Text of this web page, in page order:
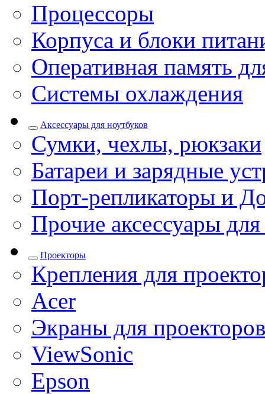
Процессоры
Корпуса и блоки
Оперативная память
Системы охлаждения
Аксессуары для ноутбуков
Сумки, чехлы, рюкзаки
Батареи и зарядные
Порт-репликаторы и
Прочие аксессуары
Проекторы
Крепления для
Acer
Экраны для проекторов
ViewSonic
Epson